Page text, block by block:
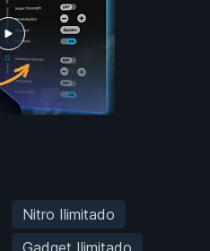
Nitro Ilimitado
Gadget Ilimitado